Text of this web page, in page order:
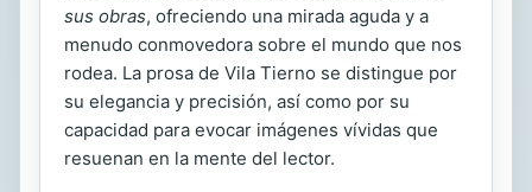
sus obras, ofreciendo una mirada aguda y a
menudo conmovedora sobre el mundo que nos
rodea. La prosa de Vila Tierno se distingue por
su elegancia y precisión, así como por su
capacidad para evocar imágenes vívidas que
resuenan en la mente del lector.